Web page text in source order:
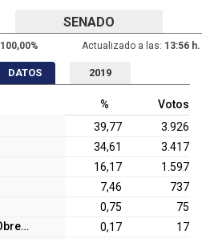
SENADO
100,00% Actualizado a las: 13:56 h.
DATOS 2019
%
Votos
39,77
3.926
34,61
3.417
16,17
1.597
7,46
737
0,75
75
Frente Obrero
0,17
17